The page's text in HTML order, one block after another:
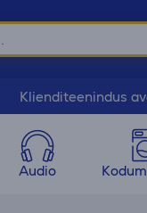
Klienditeenindus
Audio